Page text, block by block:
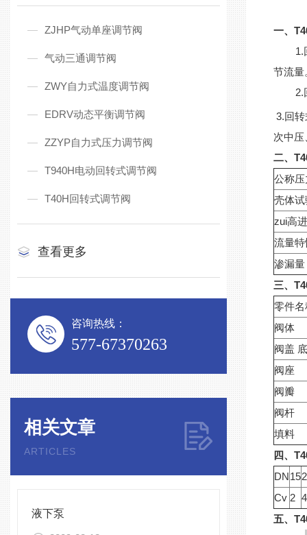
ZJHP气动单座调节阀
气动三通调节阀
ZWY自力式温度调节阀
EDRV动态平衡调节阀
ZZYP自力式压力调节阀
T940H电动回转式调节阀
T40H回转式调节阀
查看更多
咨询热线：
577-67370263
相关文章
ARTICLES
液下泵
一、
1.回
节流量
2.回
3.回
次中
二、
公称
壳体
zui高
流量
渗漏量
三、
零件
阀体
阀盖
阀座
阀瓣
阀杆
填料
四、
DN15
Cv 2 4
五、